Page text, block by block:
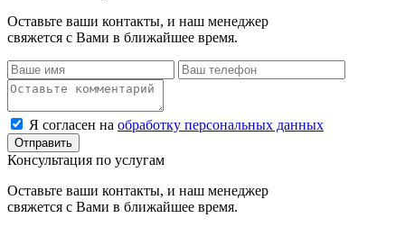
Оставьте ваши контакты, и наш менеджер
свяжется с Вами в ближайшее время.
Я согласен на обработку персональных данных
Консультация по услугам
Оставьте ваши контакты, и наш менеджер
свяжется с Вами в ближайшее время.